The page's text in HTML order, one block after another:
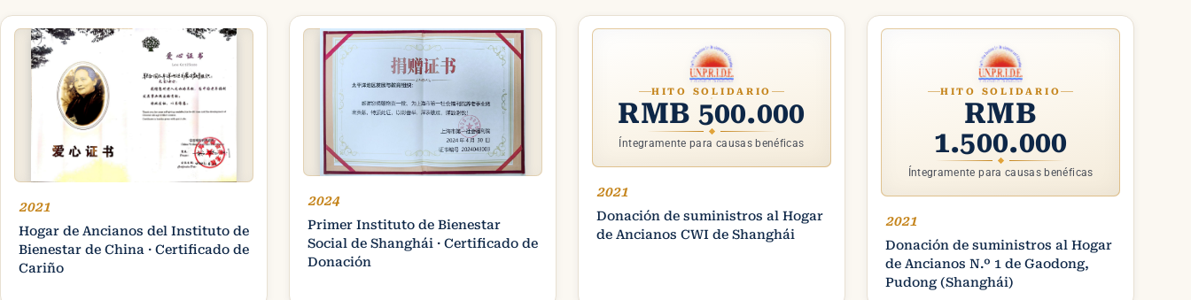
2021
Hogar de Ancianos del Instituto de
Bienestar de China · Certificado de
Cariño
2024
Primer Instituto de Bienestar
Social de Shanghái · Certificado de
Donación
HITO SOLIDARIO
RMB 500.000
Íntegramente para causas benéficas
2021
Donación de suministros al Hogar
de Ancianos CWI de Shanghái
HITO SOLIDARIO
RMB
1.500.000
Íntegramente para causas benéficas
2021
Donación de suministros al Hogar
de Ancianos N.º 1 de Gaodong,
Pudong (Shanghái)